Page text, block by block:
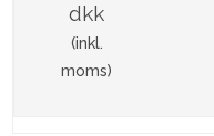
dkk
(inkl.
moms)